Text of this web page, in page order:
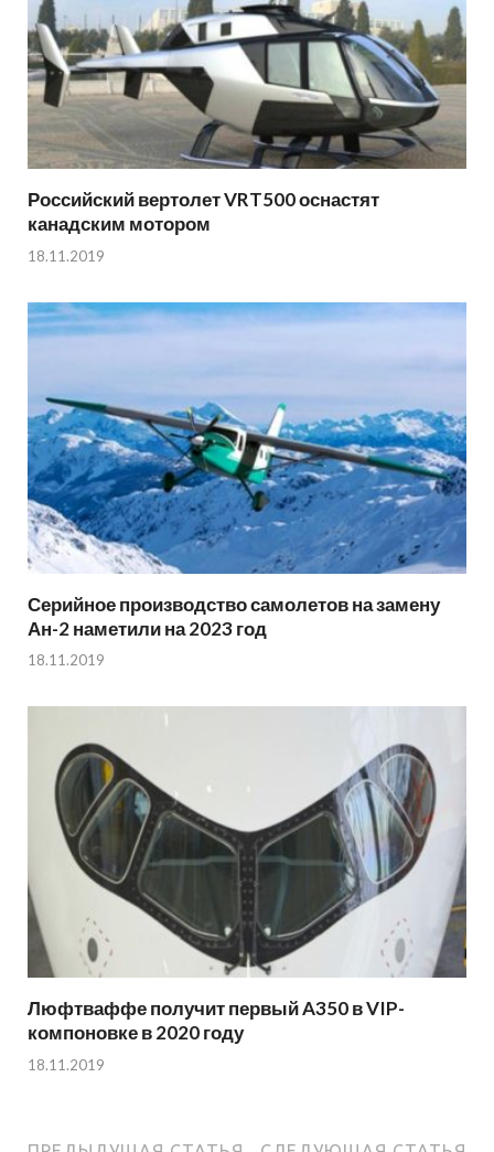
Российский вертолет VRT500 оснастят
канадским мотором
18.11.2019
Серийное производство самолетов на замену
Ан-2 наметили на 2023 год
18.11.2019
Люфтваффе получит первый A350 в VIP-
компоновке в 2020 году
18.11.2019